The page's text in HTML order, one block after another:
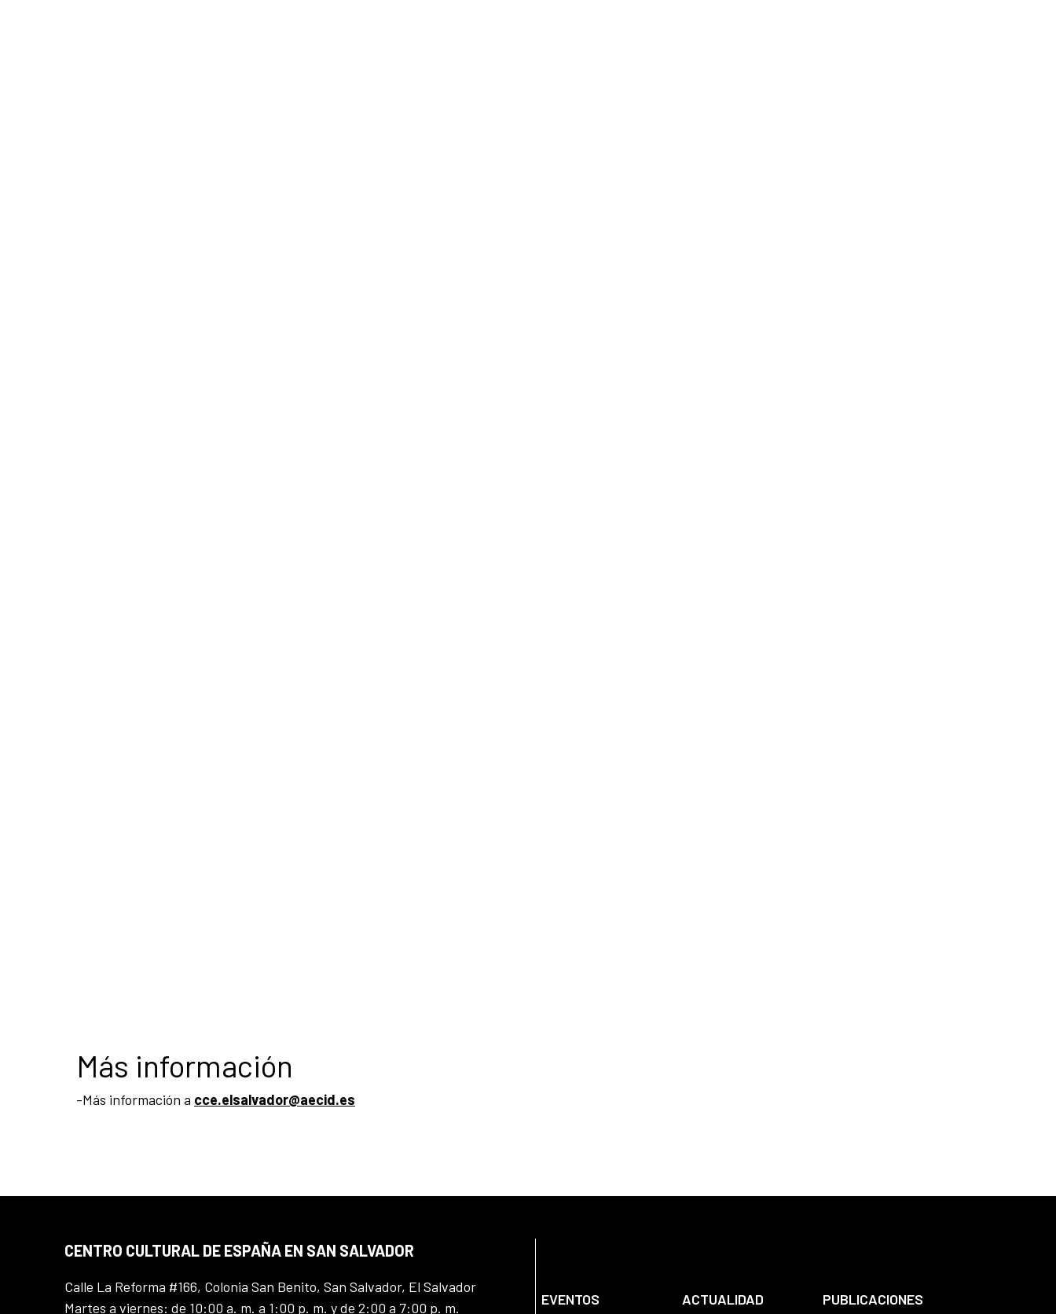
Más información
-Más información a cce.elsalvador@aecid.es
CENTRO CULTURAL DE ESPAÑA EN SAN SALVADOR
Calle La Reforma #166, Colonia San Benito, San Salvador, El Salvador
Martes a viernes: de 10:00 a. m. a 1:00 p. m. y de 2:00 a 7:00 p. m.
EVENTOS ACTUALIDAD
PUBLICACIONES